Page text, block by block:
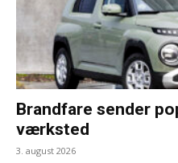
Brandfare sender
værksted
3. august 2026